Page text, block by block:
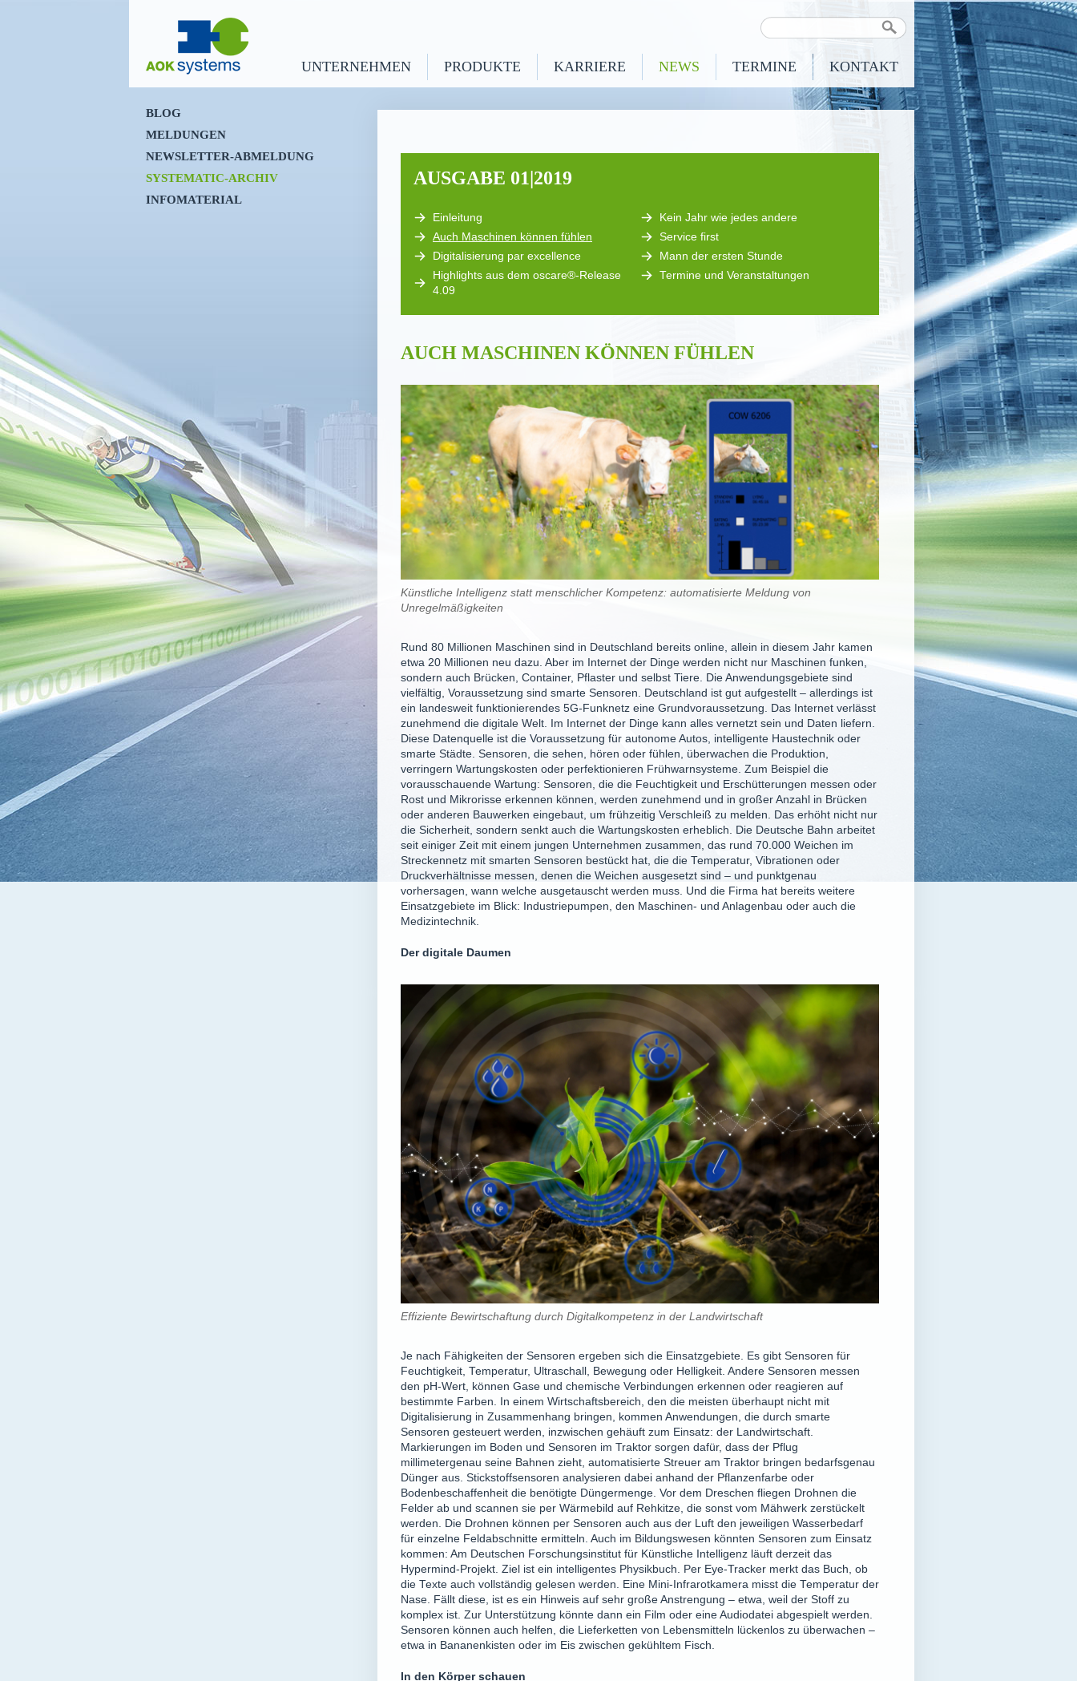
UNTERNEHMEN PRODUKTE KARRIERE NEWS TERMINE KONTAKT
AUSGABE 01|2019
Einleitung
Kein Jahr wie jedes andere
Auch Maschinen können fühlen
Service first
Digitalisierung par excellence
Mann der ersten Stunde
Highlights aus dem oscare®-Release
4.09
Termine und Veranstaltungen
AUCH MASCHINEN KÖNNEN FÜHLEN
Künstliche Intelligenz statt menschlicher Kompetenz: automatisierte Meldung von
Unregelmäßigkeiten
Rund 80 Millionen Maschinen sind in Deutschland bereits online, allein in diesem Jahr kamen
etwa 20 Millionen neu dazu. Aber im Internet der Dinge werden nicht nur Maschinen funken,
sondern auch Brücken, Container, Pflaster und selbst Tiere. Die Anwendungsgebiete sind
vielfältig, Voraussetzung sind smarte Sensoren. Deutschland ist gut aufgestellt – allerdings ist
ein landesweit funktionierendes 5G-Funknetz eine Grundvoraussetzung. Das Internet verlässt
zunehmend die digitale Welt. Im Internet der Dinge kann alles vernetzt sein und Daten liefern.
Diese Datenquelle ist die Voraussetzung für autonome Autos, intelligente Haustechnik oder
smarte Städte. Sensoren, die sehen, hören oder fühlen, überwachen die Produktion,
verringern Wartungskosten oder perfektionieren Frühwarnsysteme. Zum Beispiel die
vorausschauende Wartung: Sensoren, die die Feuchtigkeit und Erschütterungen messen oder
Rost und Mikrorisse erkennen können, werden zunehmend und in großer Anzahl in Brücken
oder anderen Bauwerken eingebaut, um frühzeitig Verschleiß zu melden. Das erhöht nicht nur
die Sicherheit, sondern senkt auch die Wartungskosten erheblich. Die Deutsche Bahn arbeitet
seit einiger Zeit mit einem jungen Unternehmen zusammen, das rund 70.000 Weichen im
Streckennetz mit smarten Sensoren bestückt hat, die die Temperatur, Vibrationen oder
Druckverhältnisse messen, denen die Weichen ausgesetzt sind – und punktgenau
vorhersagen, wann welche ausgetauscht werden muss. Und die Firma hat bereits weitere
Einsatzgebiete im Blick: Industriepumpen, den Maschinen- und Anlagenbau oder auch die
Medizintechnik.
Der digitale Daumen
Effiziente Bewirtschaftung durch Digitalkompetenz in der Landwirtschaft
Je nach Fähigkeiten der Sensoren ergeben sich die Einsatzgebiete. Es gibt Sensoren für
Feuchtigkeit, Temperatur, Ultraschall, Bewegung oder Helligkeit. Andere Sensoren messen
den pH-Wert, können Gase und chemische Verbindungen erkennen oder reagieren auf
bestimmte Farben. In einem Wirtschaftsbereich, den die meisten überhaupt nicht mit
Digitalisierung in Zusammenhang bringen, kommen Anwendungen, die durch smarte
Sensoren gesteuert werden, inzwischen gehäuft zum Einsatz: der Landwirtschaft.
Markierungen im Boden und Sensoren im Traktor sorgen dafür, dass der Pflug
millimetergenau seine Bahnen zieht, automatisierte Streuer am Traktor bringen bedarfsgenau
Dünger aus. Stickstoffsensoren analysieren dabei anhand der Pflanzenfarbe oder
Bodenbeschaffenheit die benötigte Düngermenge. Vor dem Dreschen fliegen Drohnen die
Felder ab und scannen sie per Wärmebild auf Rehkitze, die sonst vom Mähwerk zerstückelt
werden. Die Drohnen können per Sensoren auch aus der Luft den jeweiligen Wasserbedarf
für einzelne Feldabschnitte ermitteln. Auch im Bildungswesen könnten Sensoren zum Einsatz
kommen: Am Deutschen Forschungsinstitut für Künstliche Intelligenz läuft derzeit das
Hypermind-Projekt. Ziel ist ein intelligentes Physikbuch. Per Eye-Tracker merkt das Buch, ob
die Texte auch vollständig gelesen werden. Eine Mini-Infrarotkamera misst die Temperatur der
Nase. Fällt diese, ist es ein Hinweis auf sehr große Anstrengung – etwa, weil der Stoff zu
komplex ist. Zur Unterstützung könnte dann ein Film oder eine Audiodatei abgespielt werden.
Sensoren können auch helfen, die Lieferketten von Lebensmitteln lückenlos zu überwachen –
etwa in Bananenkisten oder im Eis zwischen gekühltem Fisch.
In den Körper schauen
BLOG
MELDUNGEN
NEWSLETTER-ABMELDUNG
SYSTEMATIC-ARCHIV
INFOMATERIAL